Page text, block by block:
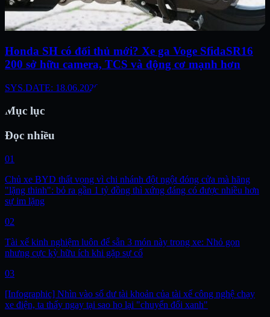
Honda SH có đối thủ mới? Xe ga Voge SfidaSR16
200 sở hữu camera, TCS và động cơ mạnh hơn
SYS.DATE: 18.06.2026
Mục lục
Đọc nhiều
01
Chủ xe BYD thất vọng vì chi nhánh đột ngột đóng cửa mà hãng
"lặng thinh": bỏ ra gần 1 tỷ đồng thì xứng đáng có được nhiều hơn
sự im lặng
02
Tài xế kinh nghiệm luôn để sẵn 3 món này trong xe: Nhỏ gọn
nhưng cực kỳ hữu ích khi gặp sự cố
03
[Infographic] Nhìn vào số dư tài khoản của tài xế công nghệ chạy
xe điện, ta thấy ngay tại sao họ lại "chuyển đổi xanh"